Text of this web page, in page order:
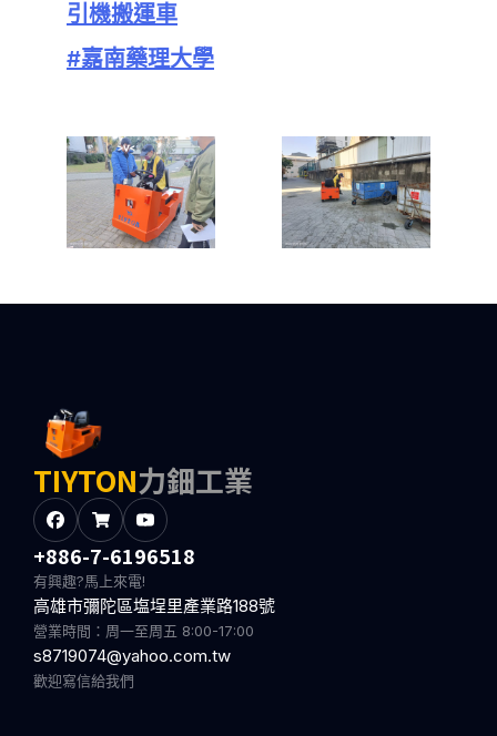
引機搬運車
#嘉南藥理大學
TIYTON力鈿工業
+886-7-6196518
有興趣?馬上來電!
高雄市彌陀區塩埕里產業路188號
營業時間：周一至周五 8:00-17:00
s8719074@yahoo.com.tw
歡迎寫信給我們